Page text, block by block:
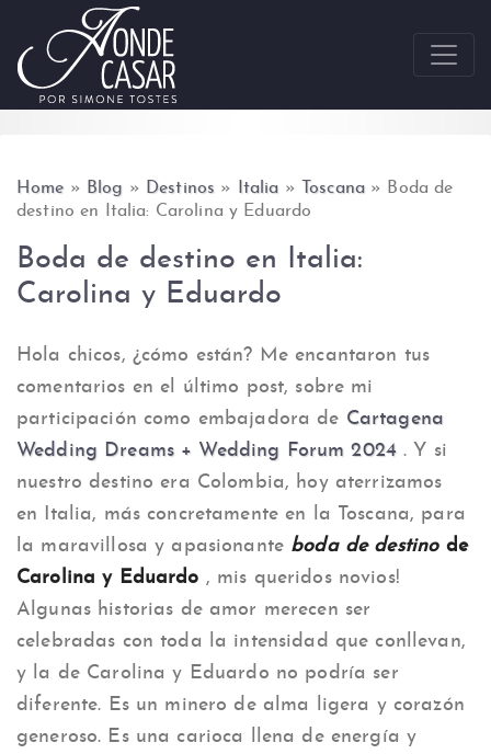
Skip to content
Home » Blog » Destinos » Italia » Toscana»
Boda de
destino en Italia: Carolina y Eduardo
Boda de destino en Italia:
Carolina y Eduardo
Hola chicos, ¿cómo están? Me encantaron tus
comentarios en el último post, sobre mi
participación como embajadora de Cartagena
Wedding Dreams + Wedding Forum 2024 . Y si
nuestro destino era Colombia, hoy aterrizamos
en Italia, más concretamente en la Toscana, para
la maravillosa y apasionante boda de destinode
Carolina y Eduardo , mis queridos novios!
Algunas historias de amor merecen ser
celebradas con toda la intensidad que conllevan,
y la de Carolina y Eduardo no podría ser
diferente. Es un minero de alma ligera y corazón
generoso. Es una carioca llena de energía y